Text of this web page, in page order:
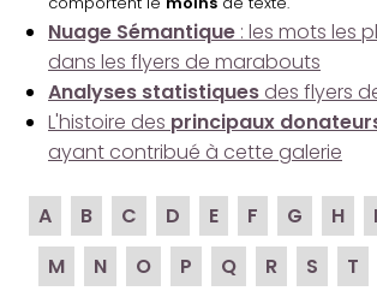
Nuage Sémantique : les mots les
dans les flyers de marabouts
Analyses statistiques des flyers
L'histoire des principaux
ayant contribué à cette galerie
A B C D E F G H I
M
N O P Q R S T